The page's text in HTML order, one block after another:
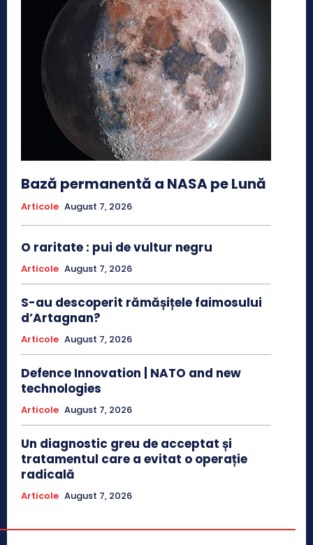
Bază permanentă a NASA pe Lună
Articole August 7, 2026
O raritate : pui de vultur negru
Articole August 7, 2026
S-au descoperit rămășițele faimosului
d’Artagnan?
Articole August 7, 2026
Defence Innovation | NATO and new
technologies
Articole August 7, 2026
Un diagnostic greu de acceptat și
tratamentul care a evitat o operație
radicală
Articole August 7, 2026